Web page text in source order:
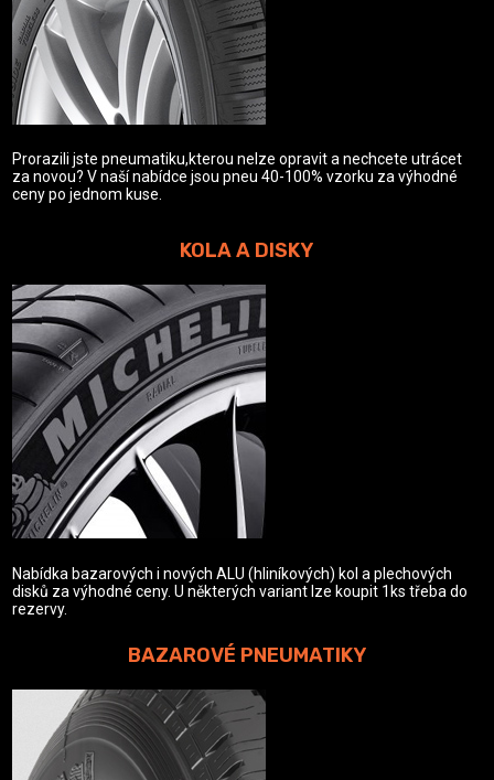
Prorazili jste pneumatiku,kterou nelze opravit a nechcete utrácet
za novou? V naší nabídce jsou pneu 40-100% vzorku za výhodné
ceny po jednom kuse.
KOLA A DISKY
Nabídka bazarových i nových ALU (hliníkových) kol a plechových
disků za výhodné ceny. U některých variant lze koupit 1ks třeba do
rezervy.
BAZAROVÉ PNEUMATIKY